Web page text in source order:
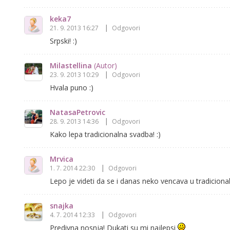
keka7
21. 9. 2013 16:27 Odgovori
Srpski! :)
Milastellina (Autor)
23. 9. 2013 10:29 Odgovori
Hvala puno :)
NatasaPetrovic
28. 9. 2013 14:36 Odgovori
Kako lepa tradicionalna svadba! :)
Mrvica
1. 7. 2014 22:30 Odgovori
Lepo je videti da se i danas neko vencava u
snajka
4. 7. 2014 12:33 Odgovori
Predivna nosnja! Dukati su mi najlepsi